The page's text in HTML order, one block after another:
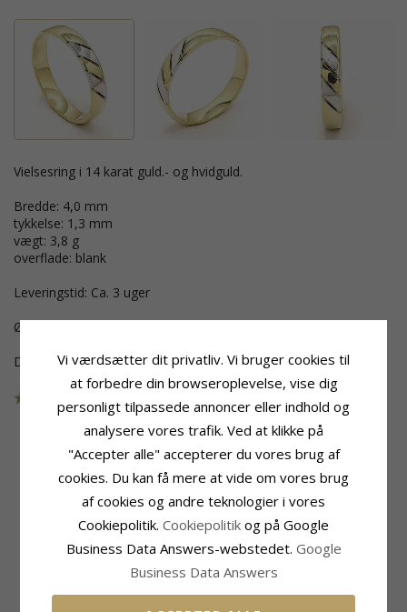
vielsesring i 14 karat guld.- og hvidguld.
Bredde: 4,0 mm
tykkelse: 1,3 mm
vægt: 3,8 g
overflade: blank
Leveringstid: Ca. 3 uger
Ønskes gravering bestilles dette nedenfor.
Dette smykke er udgået af kollektionen
Varenummer UDGÅR
Produktinformation
Tofarvet
Ædelmetal: Guld.- Og Hvidguld
Ringskinne
Bredde:4,0 mm
1,3 mm
Vægt:3,8 G
Leveringstid:Ca. 3 Uger
Vi værdsætter dit privatliv. Vi bruger cookies til
at forbedre din browseroplevelse, vise dig
personligt tilpassede annoncer eller indhold og
analysere vores trafik. Ved at klikke på
"Accepter alle" accepterer du vores brug af
cookies. Du kan få mere at vide om vores brug
af cookies og andre teknologier i vores
Cookiepolitik. Cookiepolitik og på Google
Business Data Answers-webstedet. Google
Business Data Answers